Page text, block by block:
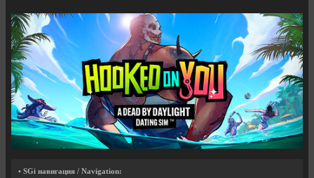
• SGi навигация / Navigation: